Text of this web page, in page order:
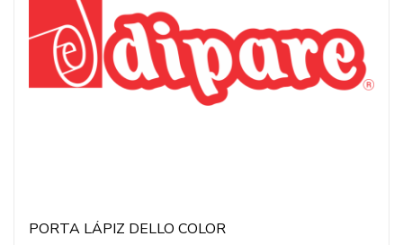
PORTA LÁPIZ DELLO COLOR